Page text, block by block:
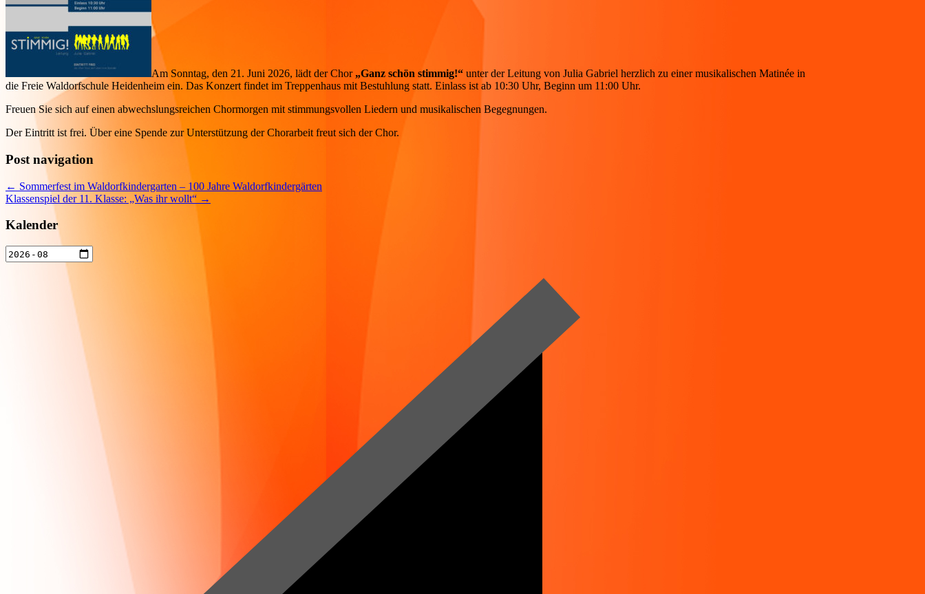
Am Sonntag, den 21. Juni 2026, lädt der Chor „Ganz schön stimmig!“ unter der Leitung von Julia Gabriel herzlich zu einer musikalischen Matinée in
die Freie Waldorfschule Heidenheim ein. Das Konzert findet im Treppenhaus mit Bestuhlung statt. Einlass ist ab 10:30 Uhr, Beginn um 11:00 Uhr.
Freuen Sie sich auf einen abwechslungsreichen Chormorgen mit stimmungsvollen Liedern und musikalischen Begegnungen.
Der Eintritt ist frei. Über eine Spende zur Unterstützung der Chorarbeit freut sich der Chor.
Post navigation
← Sommerfest im Waldorfkindergarten – 100 Jahre Waldorfkindergärten
Klassenspiel der 11. Klasse: „Was ihr wollt“ →
Kalender